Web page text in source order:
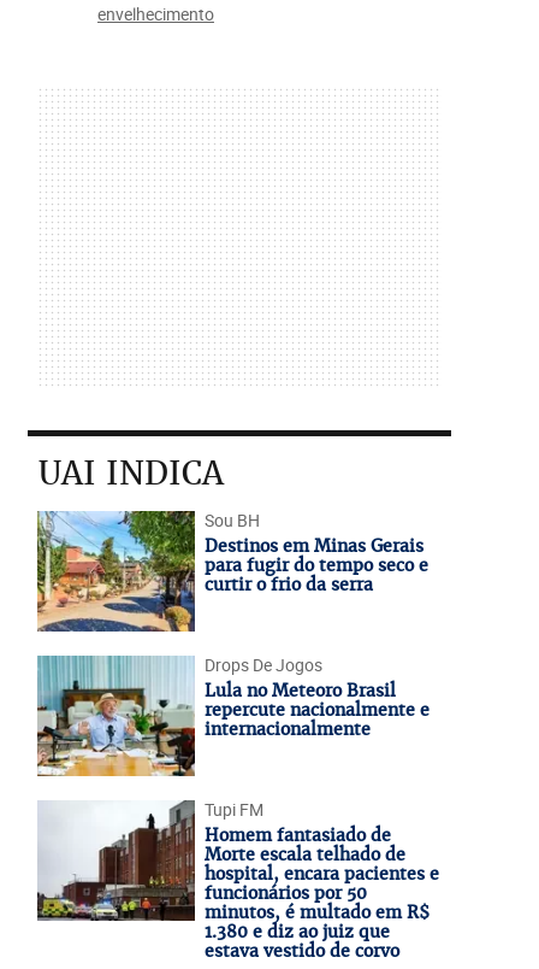
envelhecimento
UAI INDICA
Sou BH
Destinos em Minas Gerais
para fugir do tempo seco e
curtir o frio da serra
Drops De Jogos
Lula no Meteoro Brasil
repercute nacionalmente e
internacionalmente
Tupi FM
Homem fantasiado de
Morte escala telhado de
hospital, encara pacientes e
funcionários por 50
minutos, é multado em R$
1.380 e diz ao juiz que
estava vestido de corvo